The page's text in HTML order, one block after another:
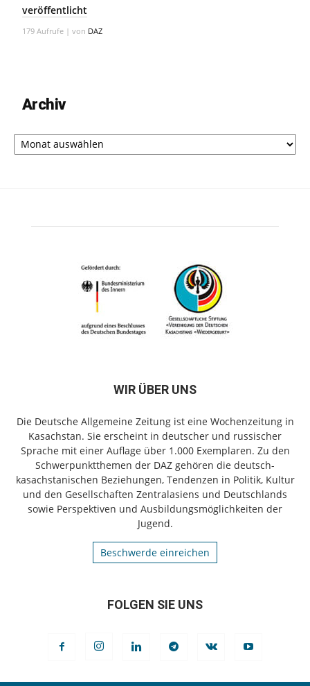
veröffentlicht
179 Aufrufe | von DAZ
Archiv
Archiv
WIR ÜBER UNS
Die Deutsche Allgemeine Zeitung ist eine Wochenzeitung in
Kasachstan. Sie erscheint in deutscher und russischer
Sprache mit einer Auflage über 1.000 Exemplaren. Zu den
Schwerpunktthemen der DAZ gehören die deutsch-
kasachstanischen Beziehungen, Tendenzen in Politik, Kultur
und den Gesellschaften Zentralasiens und Deutschlands
sowie Perspektiven und Ausbildungsmöglichkeiten der
Jugend.
Beschwerde einreichen
FOLGEN SIE UNS